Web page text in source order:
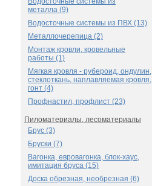
металла (9)
Водосточные системы из ПВХ (13)
Металлочерепица (2)
Монтаж кровли, кровельные
работы (1)
Мягкая кровля - рубероид, ондулин,
стеклоткань, наплавляемая кровля,
гонт (4)
Профнастил, профлист (23)
Пиломатериалы, лесоматериалы
Брус (3)
Бруски (7)
Вагонка, евровагонка, блок-хаус,
имитация бруса (15)
Доска обрезная, необрезная (6)